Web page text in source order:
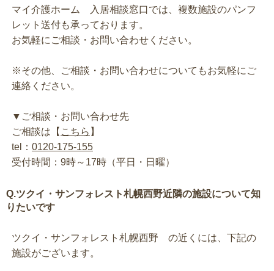
マイ介護ホーム 入居相談窓口では、複数施設のパンフ
レット送付も承っております。
お気軽にご相談・お問い合わせください。
※その他、ご相談・お問い合わせについてもお気軽にご
連絡ください。
▼ご相談・お問い合わせ先
ご相談は【 こちら 】
tel： 0120-175-155
受付時間：9時～17時（平日・日曜）
Q.ツクイ・サンフォレスト札幌西野近隣の施設について知
りたいです
ツクイ・サンフォレスト札幌西野 の近くには、下記の
施設がございます。